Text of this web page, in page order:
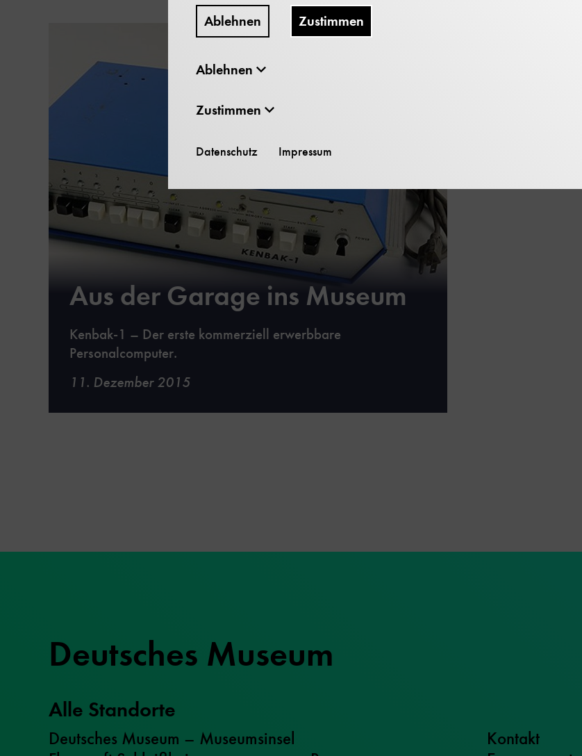
Aus der Garage ins Museum
Kenbak-1 – Der erste kommerziell erwerbbare
Personalcomputer.
11. Dezember 2015
Deutsches Museum
Alle Standorte
Deutsches Museum – Museumsinsel
Kontakt
Ablehnen Zustimmen
Ablehnen
Zustimmen
Datenschutz Impressum